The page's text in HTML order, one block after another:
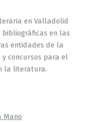
en Valladolid
bibliográficas en las
entidades de la
concursos para el
la literatura.
Mano